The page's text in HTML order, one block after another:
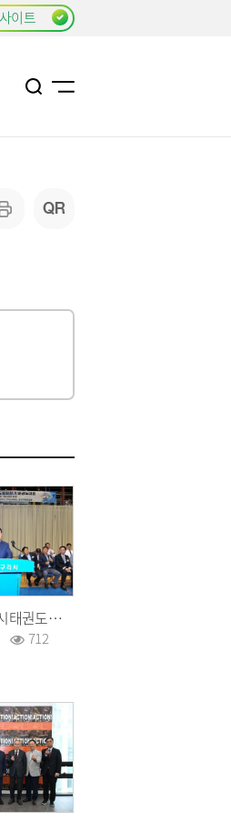
이트
제32회 구리시태권도협회장기 태권도대회
712